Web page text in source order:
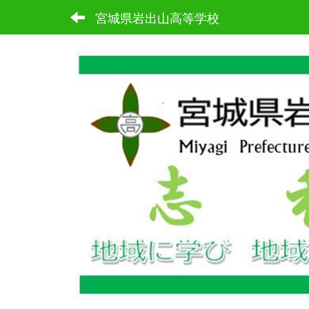
宮城県岩出山高等学校